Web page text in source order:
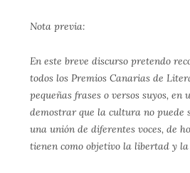
Nota previa:
En este breve discurso pretendo
todos los Premios Canarias de
pequeñas frases o versos suyos, en
demostrar que la cultura no puede
una unión de diferentes voces, de
tienen como objetivo la libertad y la